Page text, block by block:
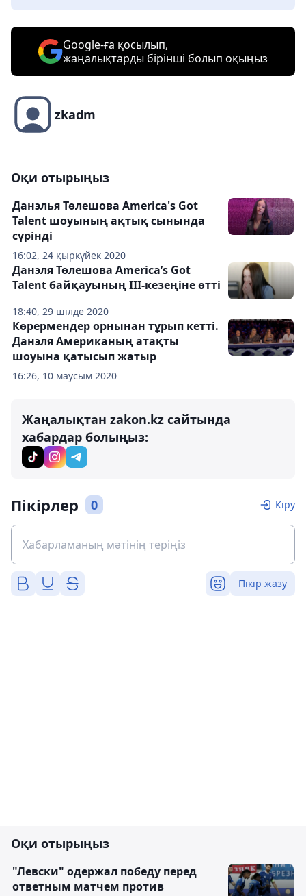
Google-ға қосылып,
жаңалықтарды бірінші болып оқыңыз
zkadm
Оқи отырыңыз
16:02, 24 қыркүйек 2020
Данэлья Төлешова America's Got
Talent шоуының ақтық сынында
сүрінді
18:40, 29 шілде 2020
Данэля Төлешова America’s Got
Talent байқауының ІІІ-кезеңіне өтті
16:26, 10 маусым 2020
Көрермендер орнынан тұрып кетті.
Данэля Американың атақты
шоуына қатысып жатыр
Жаңалықтан zakon.kz сайтында
хабардар болыңыз:
Пікірлер 0 Кіру
Пікір жазу
Оқи отырыңыз
"Левски" одержал победу перед
ответным матчем против